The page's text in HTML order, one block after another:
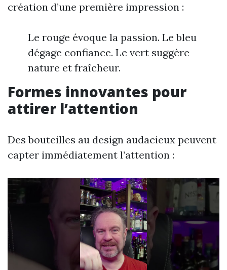
création d’une première impression :
Le rouge évoque la passion. Le bleu
dégage confiance. Le vert suggère
nature et fraîcheur.
Formes innovantes pour
attirer l’attention
Des bouteilles au design audacieux peuvent
capter immédiatement l’attention :